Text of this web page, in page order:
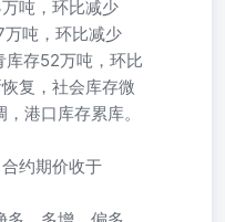
吨，环比减少
吨，环比减少
库存52万吨，环比
复，社会库存微
港口库存累库。
合约期价收于